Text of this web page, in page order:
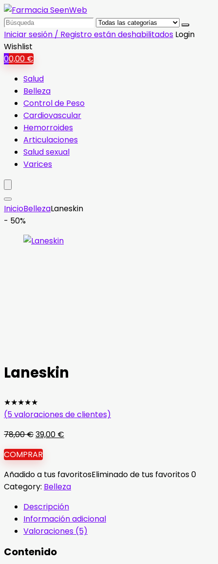
Search
for:
Iniciar sesión / Registro están deshabilitados Login
Wishlist
00,00 €
Salud
Belleza
Control de Peso
Cardiovascular
Hemorroides
Articulaciones
Salud sexual
Varices
InicioBellezaLaneskin
- 50%
Laneskin
★★★★★
(5valoraciones de clientes)
78,00€El
precio
original
era:
78,00 €.
39,00 €
es:
39,00 €.
COMPRAR
Añadido a tus favoritosEliminado de tus favoritos0
Category: Belleza
Descripción
Información adicional
Valoraciones (5)
Contenido